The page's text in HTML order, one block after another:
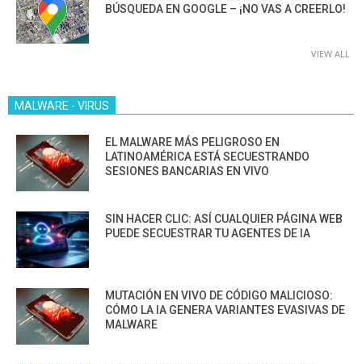
BÚSQUEDA EN GOOGLE – ¡NO VAS A CREERLO!
VIEW ALL
MALWARE - VIRUS
EL MALWARE MÁS PELIGROSO EN
LATINOAMÉRICA ESTÁ SECUESTRANDO
SESIONES BANCARIAS EN VIVO
SIN HACER CLIC: ASÍ CUALQUIER PÁGINA WEB
PUEDE SECUESTRAR TU AGENTES DE IA
MUTACIÓN EN VIVO DE CÓDIGO MALICIOSO:
CÓMO LA IA GENERA VARIANTES EVASIVAS DE
MALWARE